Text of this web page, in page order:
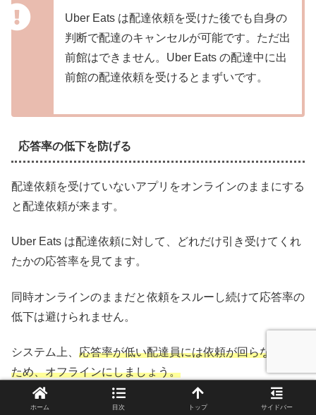
Uber Eats は配達依頼を受けた後でも自身の
判断で配達のキャンセルが可能です。ただ出
前館はできません。Uber Eats の配達中に出
前館の配達依頼を受けるとまずいです。
応答率の低下を防げる
配達依頼を受けていないアプリをオンラインのままにする
と配達依頼が来ます。
Uber Eats は配達依頼に対して、どれだけ引き受けてくれ
たかの応答率を見てます。
同時オンラインのままだと依頼をスルーし続けて応答率の
低下は避けられません。
システム上、 応答率が低い配達員には依頼が回らなくなる
ため、オフラインにしましょう。
以下のUber Eats の差配システムの攻略記事で応答率がど
ホーム 目次 トップ サイドバー